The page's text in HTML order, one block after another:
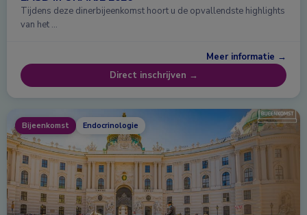
Tijdens deze dinerbijeenkomst hoort u de opvallendste highlights
van het …
Meer informatie →
Direct inschrijven →
Bijeenkomst Endocrinologie